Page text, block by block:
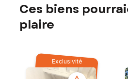
Ces biens
plaire
Exclusivité